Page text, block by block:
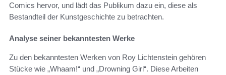
Comics hervor, und lädt das Publikum dazu ein, diese als
Bestandteil der Kunstgeschichte zu betrachten.
Analyse seiner bekanntesten Werke
Zu den bekanntesten Werken von Roy Lichtenstein gehören
Stücke wie „Whaam!“ und „Drowning Girl“. Diese Arbeiten